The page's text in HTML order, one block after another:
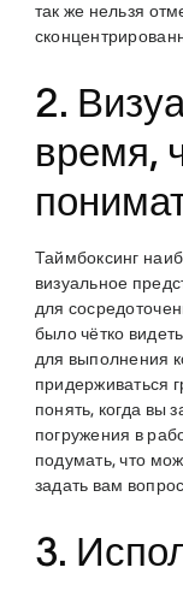
так же нельзя
2.
время,
Таймбоксинг
визуальное
для
было чётко
для выполнения
придерживаться
понять, когда вы
погружения в
подумать, что
задать вам
3.